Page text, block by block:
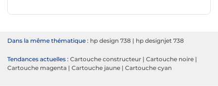
Dans la même thématique : hp design 738 | hp designjet 738
Tendances actuelles : Cartouche constructeur | Cartouche noire |
Cartouche magenta | Cartouche jaune | Cartouche cyan